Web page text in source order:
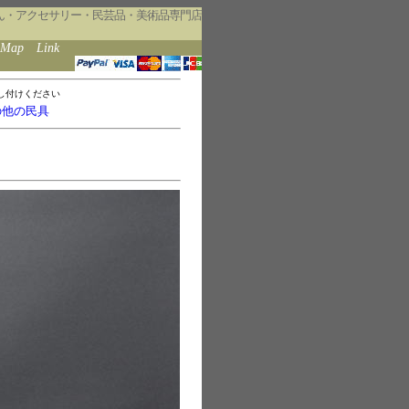
アクセサリー・民芸品・美術品専門店
Link
付けください
の民具